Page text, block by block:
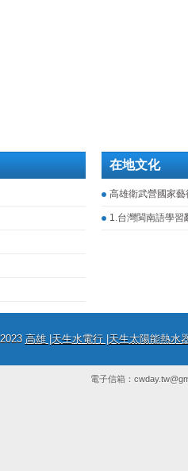
在地文化
高雄衛武營國家藝
1.台灣閩南語學習
高雄 |天生水電行 |天生太陽能熱水
電子信箱：